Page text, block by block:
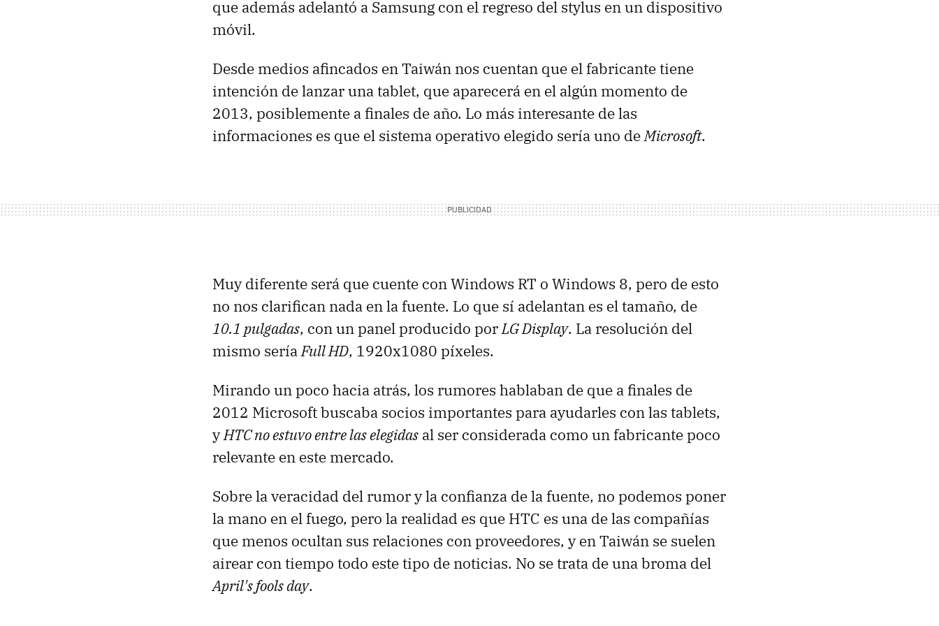
que además adelantó a Samsung con el regreso del stylus en un dispositivo
móvil.
Desde medios afincados en Taiwán nos cuentan que el fabricante tiene
intención de lanzar una tablet, que aparecerá en el algún momento de
2013, posiblemente a finales de año. Lo más interesante de las
informaciones es que el sistema operativo elegido sería uno deMicrosoft.
Muy diferente será que cuente con Windows RT o Windows 8, pero de esto
no nos clarifican nada en la fuente. Lo que sí adelantan es el tamaño, de
10.1 pulgadas, con un panel producido porLG Display. La resolución del
mismo seríaFull HD, 1920x1080 píxeles.
Mirando un poco hacia atrás, los rumores hablaban de que a finales de
2012 Microsoft buscaba socios importantes para ayudarles con las tablets,
yHTC no estuvo entre las elegidas al ser considerada como un fabricante poco
relevante en este mercado.
Sobre la veracidad del rumor y la confianza de la fuente, no podemos poner
la mano en el fuego, pero la realidad es que HTC es una de las compañías
que menos ocultan sus relaciones con proveedores, y en Taiwán se suelen
airear con tiempo todo este tipo de noticias. No se trata de una broma del
April's fools day.